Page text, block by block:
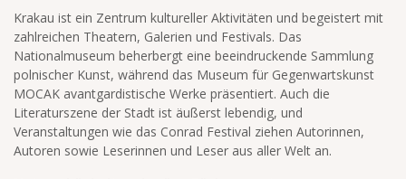
Krakau ist ein Zentrum kultureller Aktivitäten und begeistert mit
zahlreichen Theatern, Galerien und Festivals. Das
Nationalmuseum beherbergt eine beeindruckende Sammlung
polnischer Kunst, während das Museum für Gegenwartskunst
MOCAK avantgardistische Werke präsentiert. Auch die
Literaturszene der Stadt ist äußerst lebendig, und
Veranstaltungen wie das Conrad Festival ziehen Autorinnen,
Autoren sowie Leserinnen und Leser aus aller Welt an.